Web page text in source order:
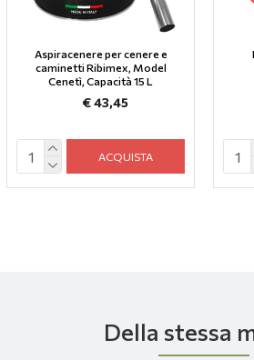
Aspiracenere per cenere e
caminetti Ribimex, Model
Cenetì, Capacità 15 L
€ 43,45
ACQUISTA
Della stessa